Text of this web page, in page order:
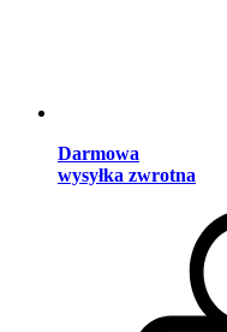
Darmowa
wysyłka zwrotna